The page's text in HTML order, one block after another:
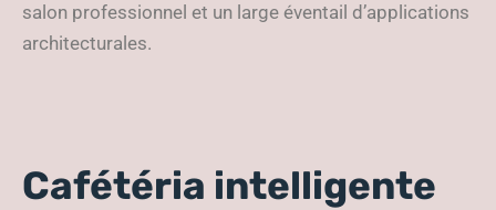
salon professionnel et un large éventail d’applications
architecturales.
Cafétéria intelligente